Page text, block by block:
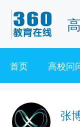
首页 高校问
张